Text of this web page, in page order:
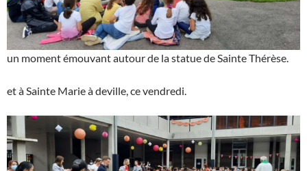
un moment émouvant autour de la statue de Sainte Thérèse.
et à Sainte Marie à deville, ce vendredi.